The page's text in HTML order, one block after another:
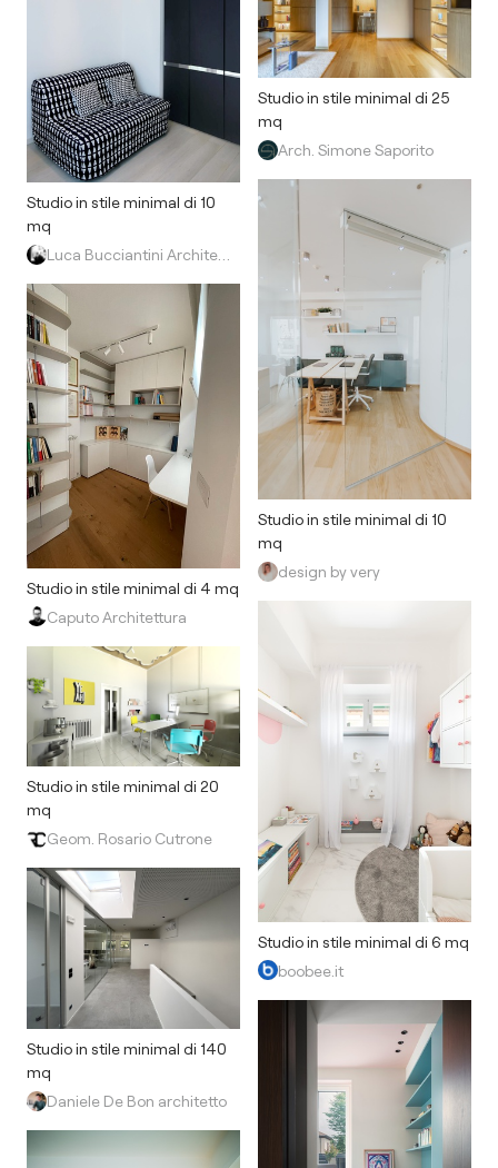
Studio in stile minimal di 10
mq
Studio in stile minimal di 4 mq
Caputo Architettura
Studio in stile minimal di 20
mq
Geom. Rosario Cutrone
Studio in stile minimal di 140
mq
Daniele De Bon architetto
Studio in stile minimal di 25
mq
Arch. Simone Saporito
Studio in stile minimal di 10
mq
design by very
Studio in stile minimal di 6 mq
boobee.it